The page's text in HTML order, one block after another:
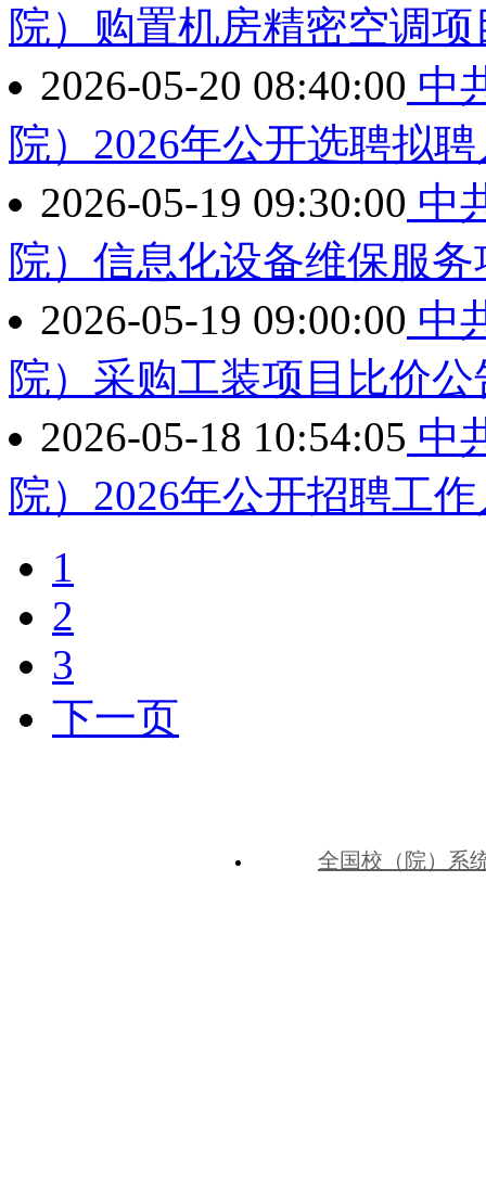
院）购置机房精密空调
2026-05-20 08:40:00 中
院）2026年公开选聘拟
2026-05-19 09:30:00 中
院）信息化设备维保服
2026-05-19 09:00:00 中
院）采购工装项目比价公
2026-05-18 10:54:05 中
院）2026年公开招聘工
1
2
3
下一页
全国校（院）系